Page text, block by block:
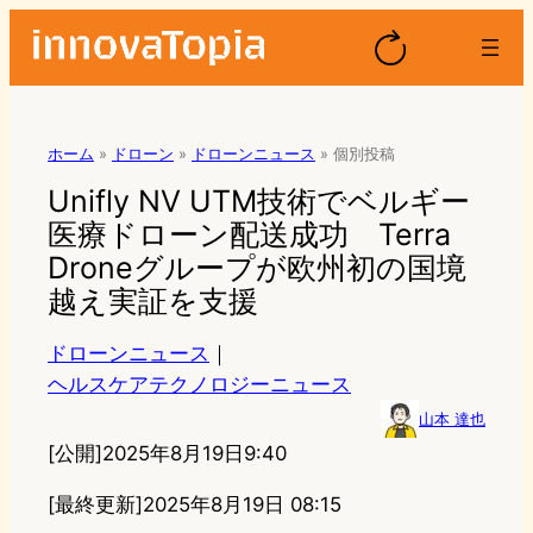
ホーム » ドローン » ドローンニュース » 個別投稿
Unifly NV UTM技術でベルギー
医療ドローン配送成功 Terra
Droneグループが欧州初の国境
越え実証を支援
ドローンニュース ｜
ヘルスケアテクノロジーニュース
山本 達也
[公開]2025年8月19日9:40
[最終更新]2025年8月19日 08:15